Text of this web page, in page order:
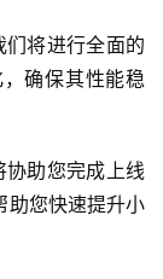
将进行全面的
确保其性能稳
助您完成上线
助您快速提升小